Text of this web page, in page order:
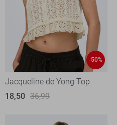
-50%
Jacqueline de Yong Top
18,50 36,99